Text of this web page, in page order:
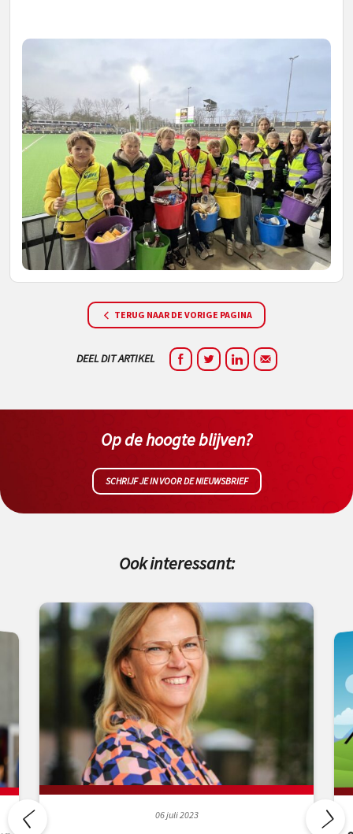
TERUG NAAR DE VORIGE PAGINA
DEEL DIT ARTIKEL
Op de hoogte blijven?
SCHRIJF JE IN VOOR DE NIEUWSBRIEF
Ook interessant:
06 juli 2023